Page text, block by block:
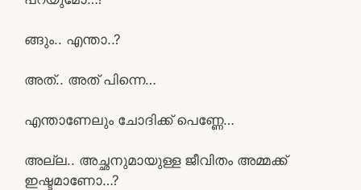
ങ്ങും.. എന്താ..?
അത്.. അത് പിന്നെ…
എന്താണേലും ചോദിക്ക് പെണ്ണേ…
അല്ല.. അച്ഛനുമായുള്ള ജീവിതം അമ്മക്ക്
ഇഷ്ടമാണോ…?